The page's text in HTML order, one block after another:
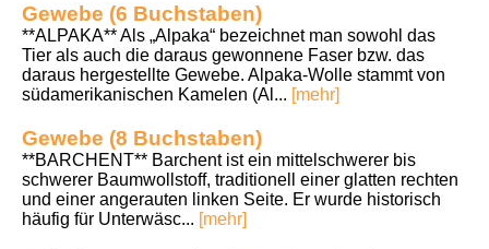
Gewebe (6 Buchstaben)
**ALPAKA** Als „Alpaka“ bezeichnet man sowohl das
Tier als auch die daraus gewonnene Faser bzw. das
daraus hergestellte Gewebe. Alpaka-Wolle stammt von
südamerikanischen Kamelen (Al... [mehr]
Gewebe (8 Buchstaben)
**BARCHENT** Barchent ist ein mittelschwerer bis
schwerer Baumwollstoff, traditionell einer glatten rechten
und einer angerauten linken Seite. Er wurde historisch
häufig für Unterwäsc... [mehr]